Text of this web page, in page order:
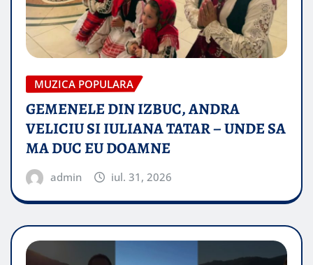
MUZICA POPULARA
GEMENELE DIN IZBUC, ANDRA
VELICIU SI IULIANA TATAR – UNDE SA
MA DUC EU DOAMNE
admin iul. 31, 2026